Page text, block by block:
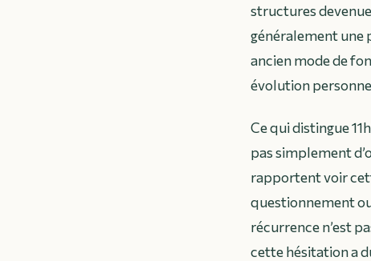
structures
généralement une
ancien mode de
évolution
Ce qui distingue
pas simplement
rapportent voir
questionnement
récurrence n’est
cette hésitation a